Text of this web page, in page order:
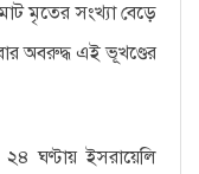
মৃতের সংখ্যা বেড়ে
অবরুদ্ধ এই ভূখণ্ডের
ঘণ্টায় ইসরায়েলি